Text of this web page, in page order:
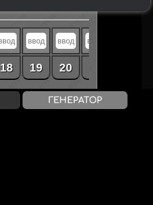
18 19 20
ГЕНЕРАТОР